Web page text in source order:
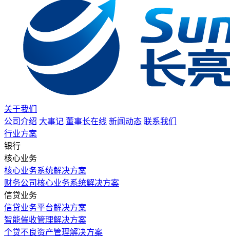
关于我们
公司介绍 大事记 董事长在线 新闻动态 联系我们
行业方案
银行
核心业务
核心业务系统解决方案
财务公司核心业务系统解决方案
信贷业务
信贷业务平台解决方案
智能催收管理解决方案
个贷不良资产管理解决方案